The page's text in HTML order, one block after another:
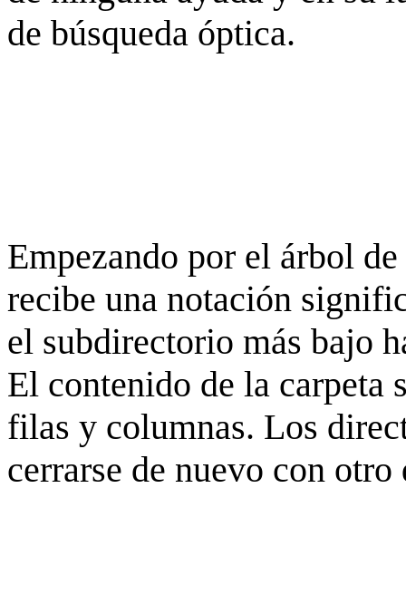
de búsqueda óptica.
Empezando por el árbol
recibe una notación
el subdirectorio más bajo
El contenido de la carpeta
filas y columnas. Los
cerrarse de nuevo con